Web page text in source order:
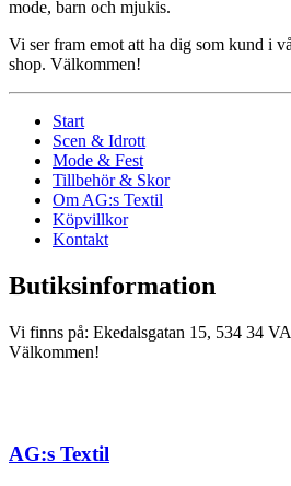
mode, barn och mjukis.
Vi ser fram emot att ha dig som kund i
shop. Välkommen!
Start
Scen & Idrott
Mode & Fest
Tillbehör & Skor
Om AG:s Textil
Köpvillkor
Kontakt
Butiksinformation
Vi finns på: Ekedalsgatan 15, 534 34
Välkommen!
AG:s Textil